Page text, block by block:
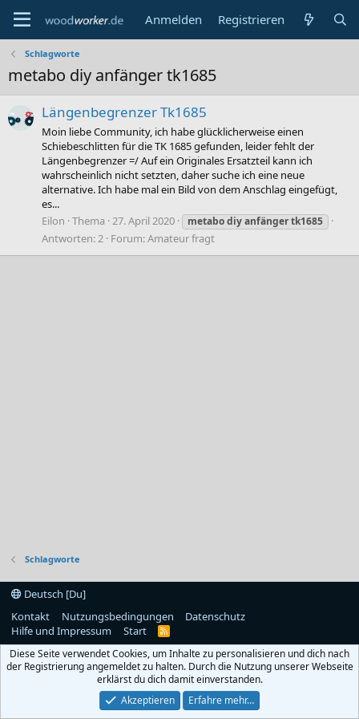
Anmelden Registrieren
Schlagworte
metabo diy anfänger tk1685
Längenbegrenzer Tk1685
Moin liebe Community, ich habe glücklicherweise einen
Schiebeschlitten für die TK 1685 gefunden, leider fehlt der
Längenbegrenzer =/ Auf ein Originales Ersatzteil kann ich
wahrscheinlich nicht setzten, daher suche ich eine neue
alternative. Ich habe mal ein Bild von dem Anschlag eingefügt,
es...
Eilon Thema 27. April 2020 metabodiyanfängertk1685
Antworten: 2 Forum:Amateur fragt
Schlagworte
Deutsch [Du]
Kontakt
Nutzungsbedingungen
Datenschutz
Hilfe und Impressum
Start
R
S
Diese Seite verwendet Cookies, um Inhalte zu personalisieren und dich nach
der Registrierung angemeldet zu halten. Durch die Nutzung unserer Webseite
erklärst du dich damit einverstanden.
Akzeptieren
Erfahre mehr…